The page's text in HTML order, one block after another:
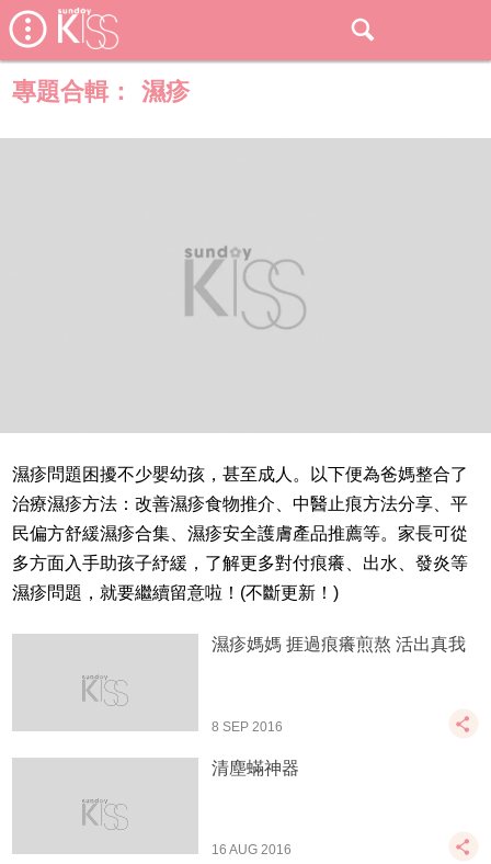
專題合輯： 濕疹
濕疹問題困擾不少嬰幼孩，甚至成人。以下便為爸媽整合了
治療濕疹方法：改善濕疹食物推介、中醫止痕方法分享、平
民偏方舒緩濕疹合集、濕疹安全護膚產品推薦等。家長可從
多方面入手助孩子紓緩，了解更多對付痕癢、出水、發炎等
濕疹問題，就要繼續留意啦！(不斷更新！)
濕疹媽媽 捱過痕癢煎熬 活出真我
8 SEP 2016
清塵蟎神器
16 AUG 2016